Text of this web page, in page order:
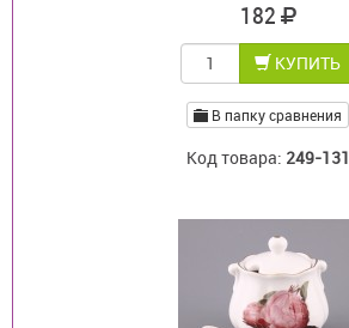
182
КУПИТЬ
В папку сравнения
Код товара: 249-131